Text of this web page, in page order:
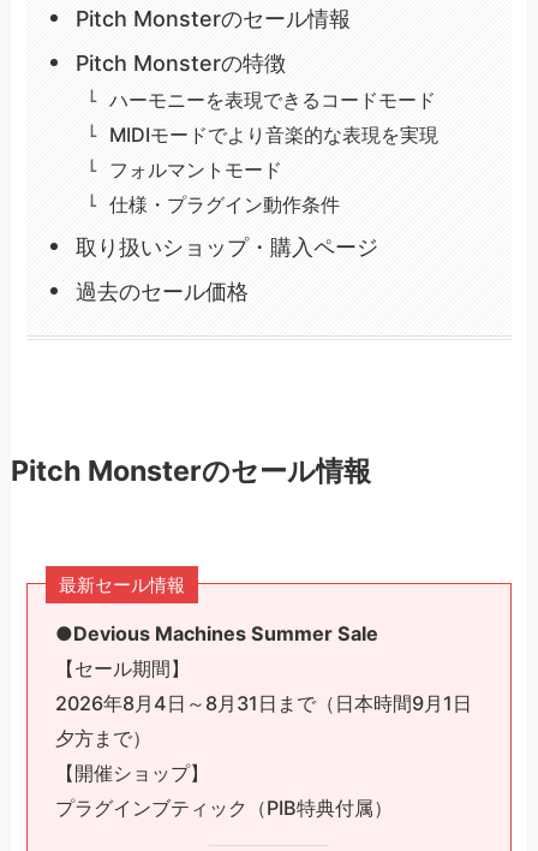
Pitch Monsterのセール情報
Pitch Monsterの特徴
ハーモニーを表現できるコードモード
MIDIモードでより音楽的な表現を実現
フォルマントモード
仕様・プラグイン動作条件
取り扱いショップ・購入ページ
過去のセール価格
Pitch Monsterのセール情報
最新セール情報
●Devious Machines Summer Sale
【セール期間】
2026年8月4日～8月31日まで（日本時間9月1日
夕方まで）
【開催ショップ】
プラグインブティック（PIB特典付属）